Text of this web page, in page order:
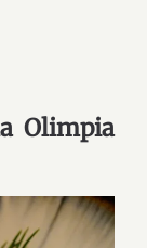
Olimpia